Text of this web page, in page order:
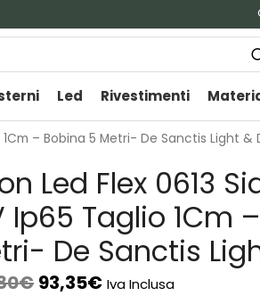
Led Rivestimenti
1Cm – Bobina 5 Metri- De Sanctis Light &
Led Flex 0613
Ip65 Taglio 1Cm
De Sanctis
€ 93,35€ Iva Inclusa